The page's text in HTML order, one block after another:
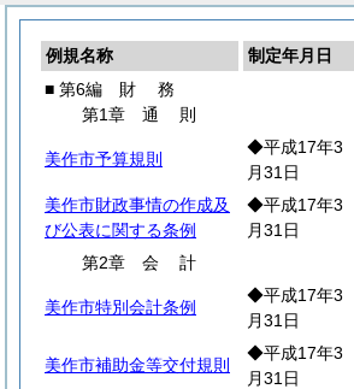
例規名称 制定年月日
■ 第6編 財 務
第1章 通 則
美作市予算規則
◆平成17年3
月31日
美作市財政事情の作成及
び公表に関する条例
◆平成17年3
月31日
第2章 会計
美作市特別会計条例
◆平成17年3
月31日
美作市補助金等交付規則
◆平成17年3
月31日